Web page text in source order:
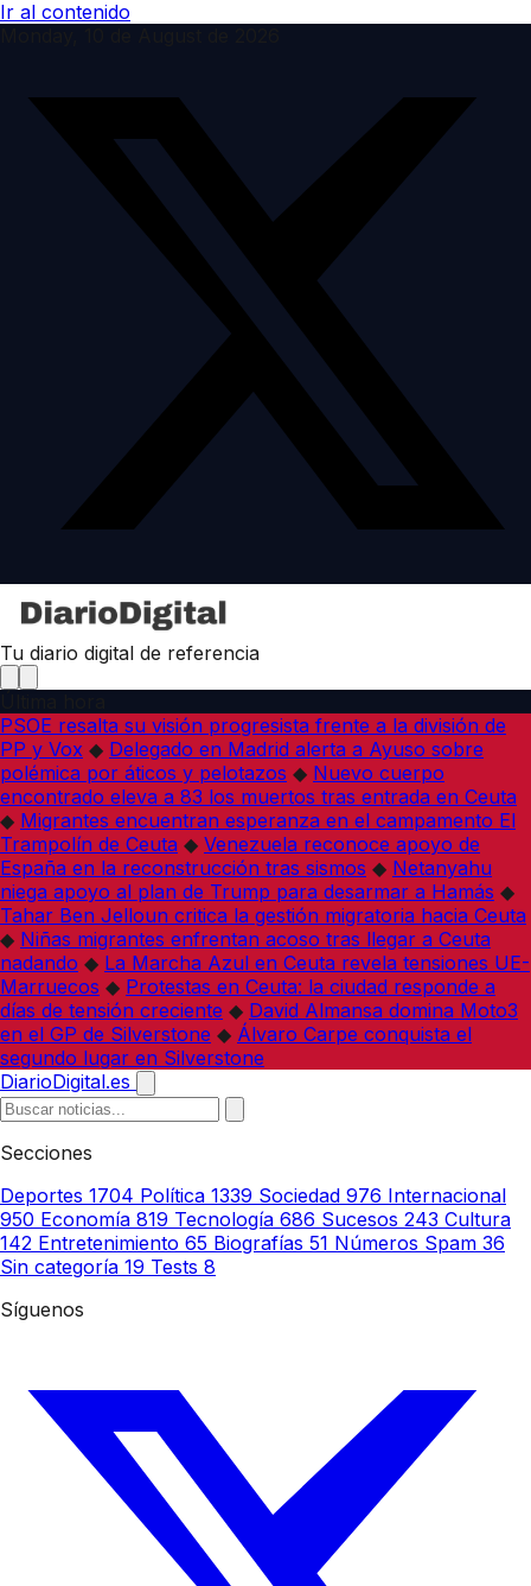
Ir al contenido
Tu diario digital de referencia
PSOE resalta su visión progresista frente a la división de
PP y Vox ◆ Delegado en Madrid alerta a Ayuso sobre
polémica por áticos y pelotazos ◆ Nuevo cuerpo
encontrado eleva a 83 los muertos tras entrada en Ceuta
◆ Migrantes encuentran esperanza en el campamento El
Trampolín de Ceuta ◆ Venezuela reconoce apoyo de
España en la reconstrucción tras sismos ◆ Netanyahu
niega apoyo al plan de Trump para desarmar a Hamás ◆
Tahar Ben Jelloun critica la gestión migratoria hacia Ceuta
◆ Niñas migrantes enfrentan acoso tras llegar a Ceuta
nadando ◆ La Marcha Azul en Ceuta revela tensiones UE-
Marruecos ◆ Protestas en Ceuta: la ciudad responde a
días de tensión creciente ◆ David Almansa domina Moto3
en el GP de Silverstone ◆ Álvaro Carpe conquista el
segundo lugar en Silverstone
DiarioDigital.es
Secciones
Deportes 1704 Política 1339 Sociedad 976 Internacional
950 Economía 819 Tecnología 686 Sucesos 243 Cultura
142 Entretenimiento 65 Biografías 51 Números Spam 36
Sin categoría 19 Tests 8
Síguenos